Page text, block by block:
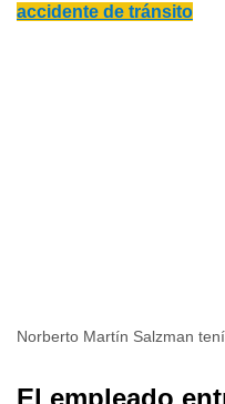
accidente de tránsito
Norberto Martín Salzman
El empleado